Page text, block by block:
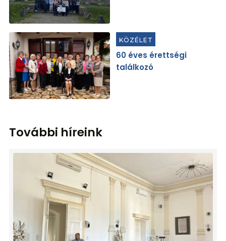
KÖZÉLET
60 éves érettségi
találkozó
További híreink